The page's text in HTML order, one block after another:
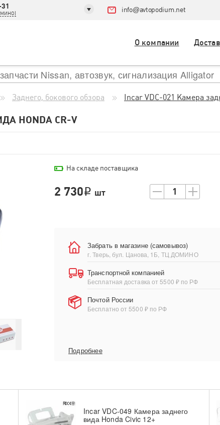
info@avtopodium.net
О компании
Заднего, бокового обзора Incar VDC-021 Камера
HONDA CR-V
На складе поставщика
2 730i шт 1
Забрать в магазине (самовывоз)
г. Тверь, бул. Цанова, 1Б, ТЦ ДОМИНО
Транспортной компанией
Бесплатная доставка от 5500 ₽ по РФ
Почтой России
Бесплатно от 5500 ₽ по РФ
Подробнее
Incar VDC-049 Камера заднего
вида Honda Civic 12+